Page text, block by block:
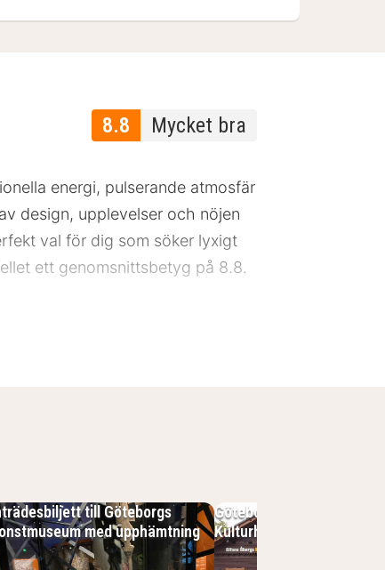
8.8 Mycket bra
energi, pulserande atmosfär
design, upplevelser och nöjen
val för dig som söker lyxigt
ett genomsnittsbetyg på 8.8.
som söker hotell i centrala
till Göteborgs
med upphämtning
Göteborg: Biljett till
Kulturhus